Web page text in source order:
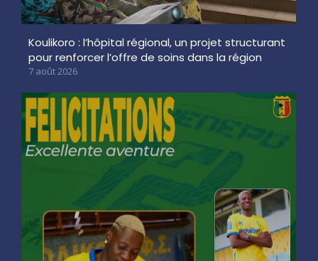
Koulikoro : l’hôpital régional, un projet structurant
pour renforcer l’offre de soins dans la région
7 août 2026